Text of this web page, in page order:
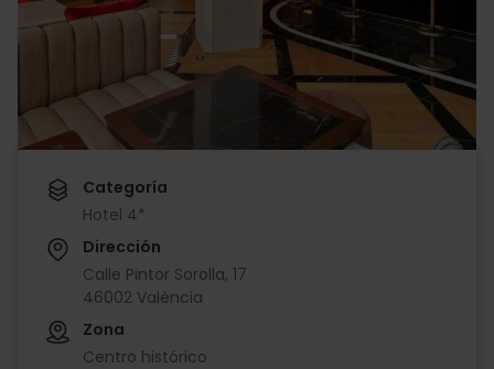
Categoría
Hotel 4*
Dirección
Calle Pintor Sorolla, 17
46002 València
Zona
Centro histórico